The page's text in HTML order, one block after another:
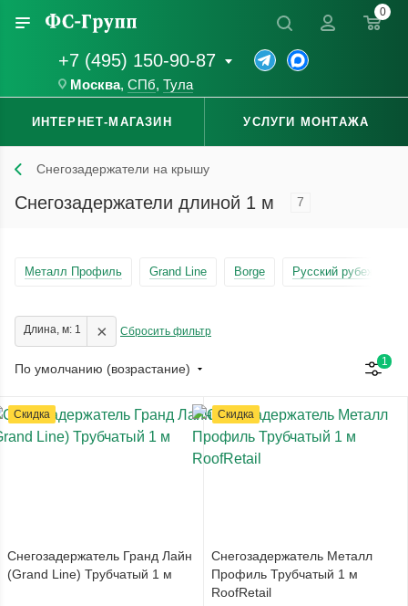
+7 (495) 150-90-87
Москва, СПб, Тула
0
ИНТЕРНЕТ-МАГАЗИН УСЛУГИ МОНТАЖА
Снегозадержатели на крышу
Снегозадержатели длиной 1 м 7
Металл Профиль Grand Line Borge Русский рубеж
Длина, м: 1 × Сбросить фильтр
По умолчанию (возрастание) 1
Скидка
Снегозадержатель Гранд Лайн
(Grand Line) Трубчатый 1 м
Скидка
Снегозадержатель Металл
Профиль Трубчатый 1 м
RoofRetail